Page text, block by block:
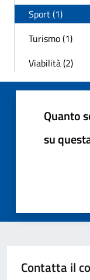
Sport (1)
Turismo (1)
Viabilità (2)
Quanto
su
Contatta il